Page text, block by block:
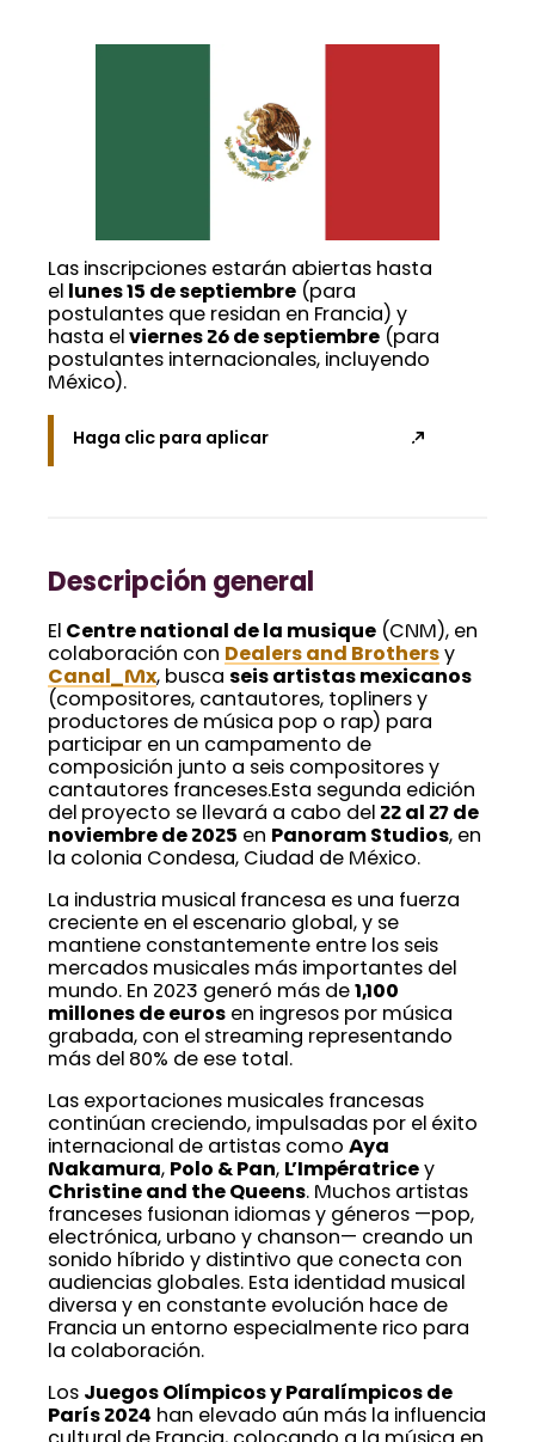
Las inscripciones estarán abiertas hasta
el
lunes 15 de septiembre (para
postulantes que residan en Francia) y
hasta el viernes 26 de septiembre (para
postulantes internacionales, incluyendo
México).
Haga clic para aplicar
Descripción general
El Centre national de la musique (CNM), en
colaboración con Dealers and Brothers y
Canal_Mx, busca seis artistas mexicanos
(compositores, cantautores, topliners y
productores de música pop o rap) para
participar en un campamento de
composición junto a seis compositores y
cantautores franceses.Esta segunda edición
del proyecto se llevará a cabo del 22 al 27 de
noviembre de 2025 en Panoram Studios, en
la colonia Condesa, Ciudad de México.
La industria musical francesa es una fuerza
creciente en el escenario global, y se
mantiene constantemente entre los seis
mercados musicales más importantes del
mundo. En 2023 generó más de 1,100
millones de euros en ingresos por música
grabada, con el streaming representando
más del 80% de ese total.
Las exportaciones musicales francesas
continúan creciendo, impulsadas por el éxito
internacional de artistas como Aya
Nakamura, Polo & Pan, L’Impératrice y
Christine and the Queens. Muchos artistas
franceses fusionan idiomas y géneros —pop,
electrónica, urbano y chanson— creando un
sonido híbrido y distintivo que conecta con
audiencias globales. Esta identidad musical
diversa y en constante evolución hace de
Francia un entorno especialmente rico para
la colaboración.
Los Juegos Olímpicos y Paralímpicos de
París 2024 han elevado aún más la influencia